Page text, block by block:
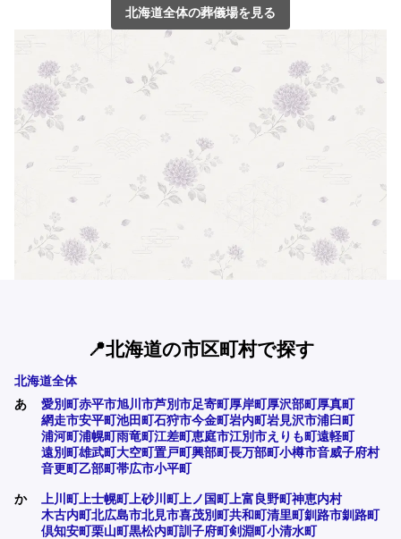
北海道全体の葬儀場を見る
📍北海道の市区町村で探す
北海道全体
あ
愛別町赤平市旭川市芦別市足寄町厚岸町厚沢部町厚真町
網走市安平町池田町石狩市今金町岩内町岩見沢市浦臼町
浦河町浦幌町雨竜町江差町恵庭市江別市えりも町遠軽町
遠別町雄武町大空町置戸町興部町長万部町小樽市音威子府村
音更町乙部町帯広市小平町
か 上川町上士幌町上砂川町上ノ国町上富良野町神恵内村
木古内町北広島市北見市喜茂別町共和町清里町釧路市釧路町
倶知安町栗山町黒松内町訓子府町剣淵町小清水町